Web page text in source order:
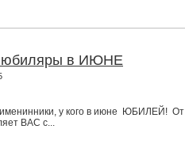
в ИЮНЕ
у кого в июне ЮБИЛЕЙ! От
ВАС с...